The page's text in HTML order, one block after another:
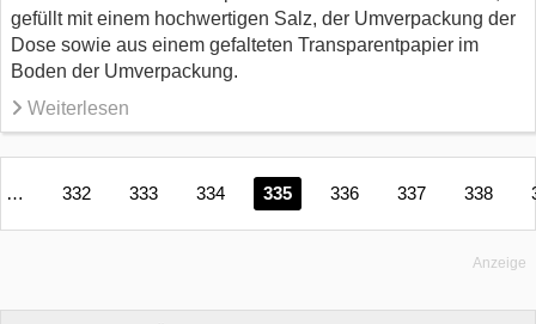
gefüllt mit einem hochwertigen Salz, der Umverpackung der
Dose sowie aus einem gefalteten Transparentpapier im
Boden der Umverpackung.
Weiterlesen
… 332 333 334 335 336 337 338
Anzeige